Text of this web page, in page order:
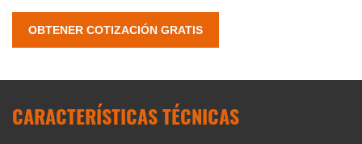
OBTENER COTIZACIÓN GRATIS
CARACTERÍSTICAS TÉCNICAS